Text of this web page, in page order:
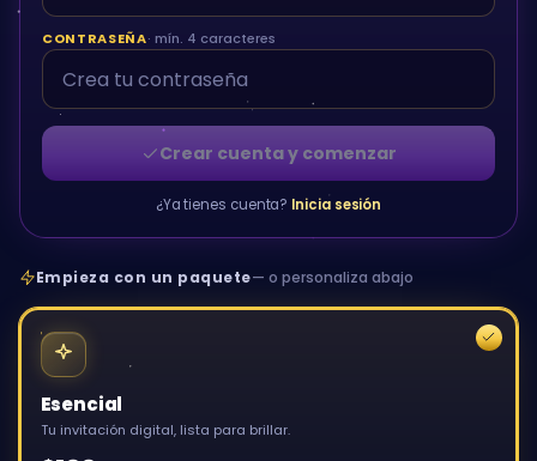
CONTRASEÑA· mín. 4 caracteres
Crear cuenta y comenzar
¿Ya tienes cuenta? Inicia sesión
Empieza con un paquete— o personaliza abajo
Esencial
Tu invitación digital, lista para brillar.